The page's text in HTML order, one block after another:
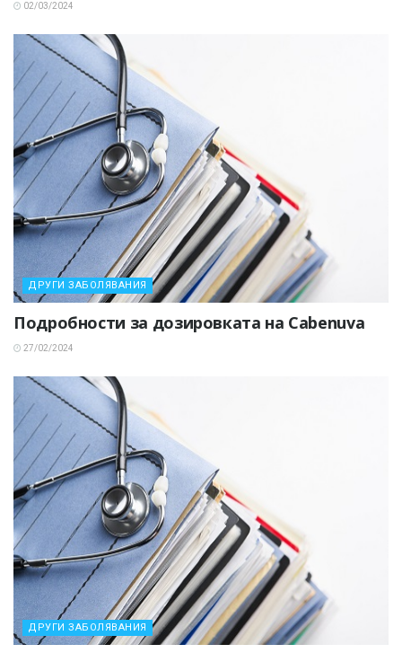
02/03/2024
ДРУГИ ЗАБОЛЯВАНИЯ
Подробности за дозировката на Cabenuva
27/02/2024
ДРУГИ ЗАБОЛЯВАНИЯ